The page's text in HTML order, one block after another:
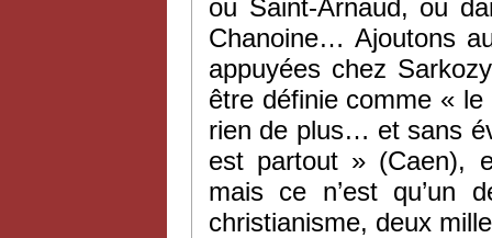
ou Saint-Arnaud, ou
Chanoine… Ajoutons
appuyées chez
être définie comme «
rien de plus… et sans
est partout » (Caen),
mais ce n’est qu’un
christianisme, deux